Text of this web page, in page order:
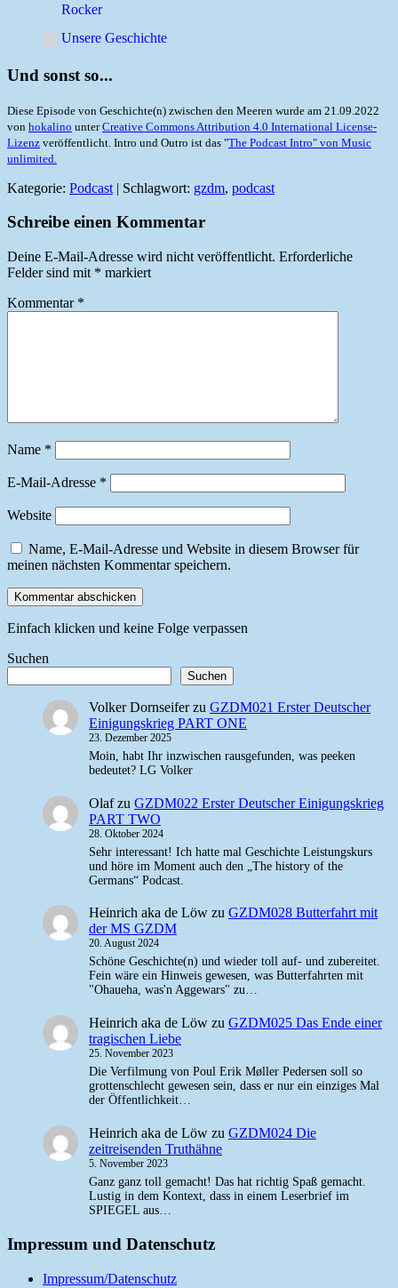
Rocker
Unsere Geschichte
Und sonst so...
Diese Episode von Geschichte(n) zwischen den Meeren wurde am 21.09.2022
von hokalino unterCreative Commons Attribution 4.0 International License-
Lizenz veröffentlicht. Intro und Outro ist das "The Podcast Intro" von Music
unlimited.
Kategorie: Podcast | Schlagwort: gzdm, podcast
Schreibe einen Kommentar
Deine E-Mail-Adresse wird nicht veröffentlicht. Erforderliche
Felder sind mit * markiert
Kommentar *
Name *
E-Mail-Adresse *
Website
Name, E-Mail-Adresse und Website in diesem Browser für
meinen nächsten Kommentar speichern.
Einfach klicken und keine Folge verpassen
Suchen
Suchen
Volker Dornseiferzu GZDM021 Erster Deutscher
Einigungskrieg PART ONE
23. Dezember 2025
Moin, habt Ihr inzwischen rausgefunden, was peeken
bedeutet? LG Volker
Olafzu GZDM022 Erster Deutscher Einigungskrieg
PART TWO
28. Oktober 2024
Sehr interessant! Ich hatte mal Geschichte Leistungskurs
und höre im Moment auch den „The history of the
Germans“ Podcast.
Heinrich aka de Löw zu GZDM028 Butterfahrt mit
der MS GZDM
20. August 2024
Schöne Geschichte(n) und wieder toll auf- und zubereitet.
Fein wäre ein Hinweis gewesen, was Butterfahrten mit
"Ohaueha, was'n Aggewars" zu…
Heinrich aka de Löw zu GZDM025 Das Ende einer
tragischen Liebe
25. November 2023
Die Verfilmung von Poul Erik Møller Pedersen soll so
grottenschlecht gewesen sein, dass er nur ein einziges Mal
der Öffentlichkeit…
Heinrich aka de Löw zu GZDM024 Die
zeitreisenden Truthähne
5. November 2023
Ganz ganz toll gemacht! Das hat richtig Spaß gemacht.
Lustig in dem Kontext, dass in einem Leserbrief im
SPIEGEL aus…
Impressum und Datenschutz
Impressum/Datenschutz